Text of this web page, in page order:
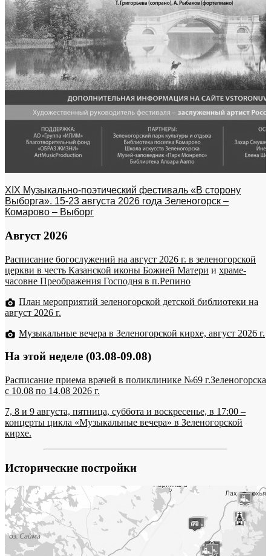
XIX Музыкально-поэтический фестиваль «В сторону
Выборга». 15-23 августа 2026 года Зеленогорск –
Комарово – Выборг
Август 2026
Расписание богослужений на август 2026 г. в зеленогорской
церкви в честь Казанской иконы Божией Матери и храме-
часовне Преображения Господня в п.Репино
План мероприятий зеленогорской детской библиотеки на
август 2026 г.
Музыкальные вечера в Зеленогорской кирхе, август 2026 г.
На этой неделе (03.08-09.08)
Расписание приема врачей в поликлинике №69 г.Зеленогорска
c 10.08 по 14.08 2026 г.
7, 8 и 9 августа, пятница, суббота и воскресенье, в 17:00 –
концерты цикла «Музыкальные вечера» в Зеленогорской
кирхе.
Исторические постройки